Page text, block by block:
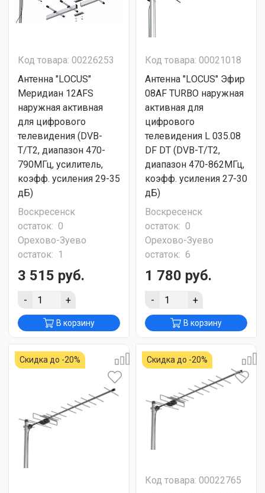
Код товара: 00226253
Антенна "LОСUS"
Меридиан 12AFS
наружная активная
для цифрового
телевидения (DVB-
T/T2, диапазон 470-
790МГц, усилитель,
коэфф. усиления 29-35
дБ)
Воскресенск
остаток: 0
Орехово-Зуево
остаток: 1
3 515 руб.
- +
В корзину
Код товара: 00021018
Антенна "LОСUS" Эфир
08АF TURBO наружная
активная для
цифрового
телевидения L 035.08
DF DT (DVB-T/T2,
диапазон 470-862МГц,
коэфф. усиления 27-30
дБ)
Воскресенск
остаток: 0
Орехово-Зуево
остаток: 6
1 780 руб.
- +
В корзину
Скидка до -20% Скидка до -20%
Код товара: 00022765